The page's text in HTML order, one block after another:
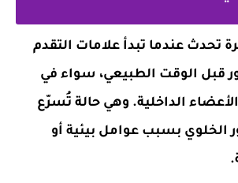
تحدث عندما تبدأ علامات التقدم
قبل الوقت الطبيعي، سواء في
الأعضاء الداخلية. وهي حالة تُسرّع
الخلوي بسبب عوامل بيئية أو